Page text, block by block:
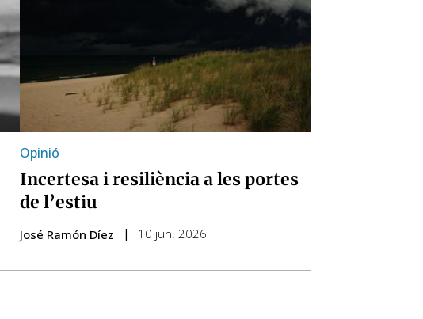
Opinió
Incertesa i resiliència a les portes
de l’estiu
José Ramón Díez 10 jun. 2026